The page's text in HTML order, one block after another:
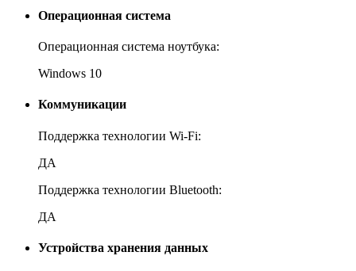
Операционная система
Операционная система ноутбука:
Windows 10
Коммуникации
Поддержка технологии Wi-Fi:
ДА
Поддержка технологии Bluetooth:
ДА
Устройства хранения данных